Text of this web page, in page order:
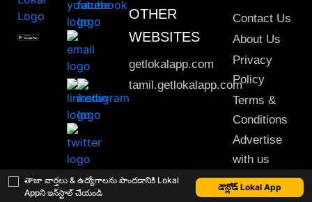
తాజా వార్తలు & ఉద్యోగాలను పొందడానికి Lokal
Appని ఇన్‌స్టాల్ చేయండి
డౌన్లోడ్ Lokal App
OTHER
WEBSITES
getlokalapp.com
tamil.getlokalapp.com
Contact Us
About Us
Privacy
Policy
Terms &
Conditions
Advertise
with us
Sitemap
This material may not be published, transmitted, rewritten or redistributed. © 2020 Lokal App. All rights reserved.